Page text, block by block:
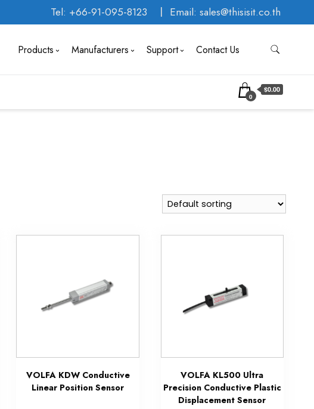
Tel: +66-91-095-8123 Email: sales@thisisit.co.th
Products Manufacturers Support Contact Us
0
$0.00
VOLFA KDW Conductive
Linear Position Sensor
VOLFA KL500 Ultra
Precision Conductive Plastic
Displacement Sensor